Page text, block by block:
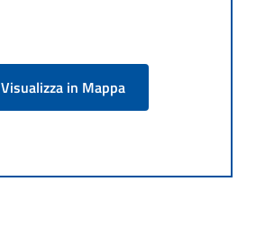
Visualizza in Mappa